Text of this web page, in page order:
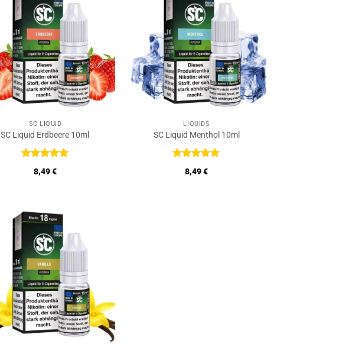
SC LIQUID
SC Liquid Erdbeere 10ml
Bewertet
mit5von
8,49€
LIQUIDS
SC Liquid Menthol 10ml
Bewertet
mit5von
8,49€